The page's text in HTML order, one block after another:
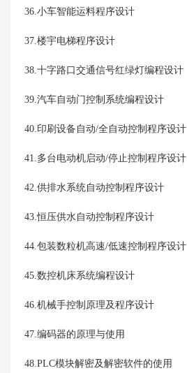
36.小车智能运料程序设计
37.楼宇电梯程序设计
38.十字路口交通信号红绿灯编程设计
39.汽车自动门控制系统编程设计
40.印刷设备自动/全自动控制程序设计
41.多台电动机启动/停止控制程序设计
42.供排水系统自动控制程序设计
43.恒压供水自动控制程序设计
44.包装数粒机高速/低速控制程序设计
45.数控机床系统编程设计
46.机械手控制原理及程序设计
47.编码器的原理与使用
48.PLC模块解密及解密软件的使用